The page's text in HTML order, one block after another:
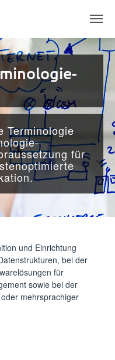
Terminologie
für
Terminologie
für eine
Unter­
und Einrichtung
bei der
für
sowie bei der
mehrsprachiger